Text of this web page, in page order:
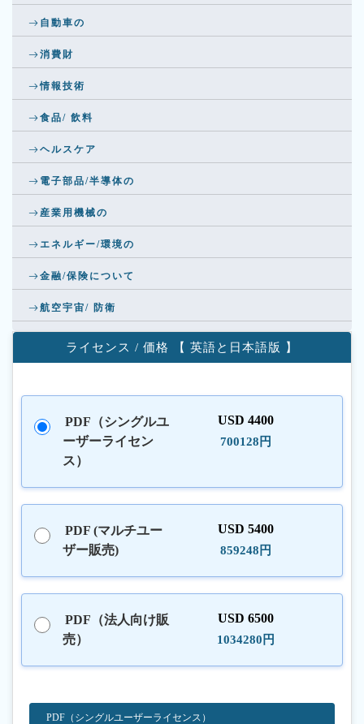
自動車の
消費財
情報技術
食品/ 飲料
ヘルスケア
電子部品/半導体の
産業用機械の
エネルギー/環境の
金融/保険について
航空宇宙/ 防衛
ライセンス / 価格 【 英語と日本語版 】
PDF（シングルユ
ーザーライセン
ス）
USD 4400
700128円
PDF (マルチユー
ザー販売)
USD 5400
859248円
PDF（法人向け販
売）
USD 6500
1034280円
PDF（シングルユーザーライセンス）